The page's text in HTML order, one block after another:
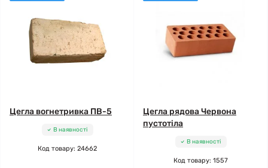
Цегла вогнетривка ПВ-5
В наявності
Код товару: 24662
Цегла рядова Червона
пустотіла
В наявності
Код товару: 1557